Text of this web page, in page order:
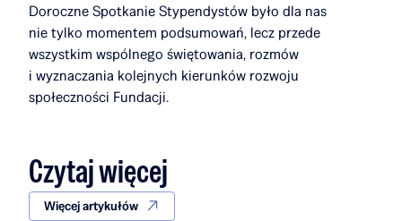
Doroczne Spotkanie Stypendystów było dla nas
nie tylko momentem podsumowań, lecz przede
wszystkim wspólnego świętowania, rozmów
i wyznaczania kolejnych kierunków rozwoju
społeczności Fundacji.
Czytaj więcej
Więcej artykułów